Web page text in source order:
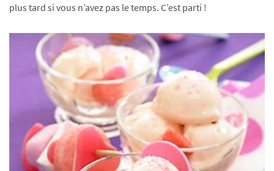
plus tard si vous n’avez pas le temps. C’est parti !